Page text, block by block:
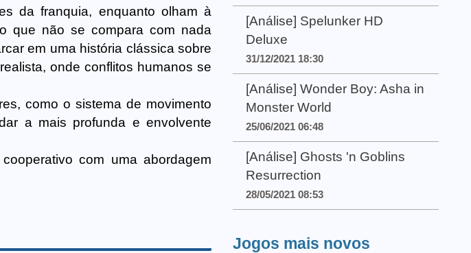
da franquia, enquanto olham à
que não se compara com nada
em uma história clássica sobre
onde conflitos humanos se
como o sistema de movimento
a mais profunda e envolvente
com uma abordagem
[Análise] Spelunker HD
Deluxe
31/12/2021 18:30
[Análise] Wonder Boy: Asha in
Monster World
25/06/2021 06:48
[Análise] Ghosts 'n Goblins
Resurrection
28/05/2021 08:53
Jogos mais novos